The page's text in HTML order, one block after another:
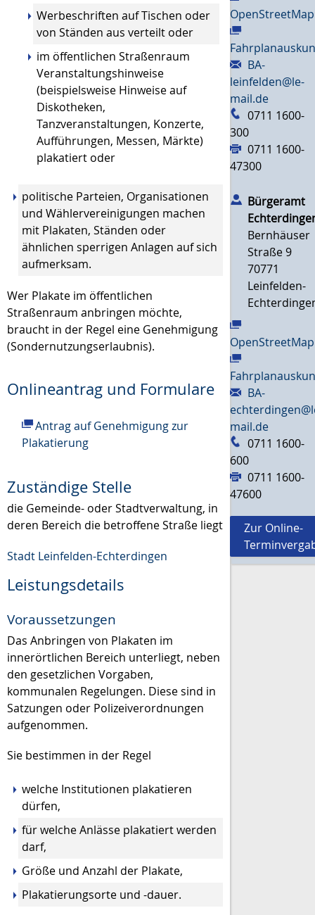
Werbeschriften auf Tischen oder
von Ständen aus verteilt oder
im öffentlichen Straßenraum
Veranstaltungshinweise
(beispielsweise Hinweise auf
Diskotheken,
Tanzveranstaltungen, Konzerte,
Aufführungen, Messen, Märkte)
plakatiert oder
politische Parteien, Organisationen
und Wählervereinigungen machen
mit Plakaten, Ständen oder
ähnlichen sperrigen Anlagen auf sich
aufmerksam.
Wer Plakate im öffentlichen
Straßenraum anbringen möchte,
braucht in der Regel eine Genehmigung
(Sondernutzungserlaubnis).
Onlineantrag und Formulare
Antrag auf Genehmigung zur
Plakatierung
Zuständige Stelle
die Gemeinde- oder Stadtverwaltung, in
deren Bereich die betroffene Straße liegt
Stadt Leinfelden-Echterdingen
Leistungsdetails
Voraussetzungen
Das Anbringen von Plakaten im
innerörtlichen Bereich unterliegt, neben
den gesetzlichen Vorgaben,
kommunalen Regelungen. Diese sind in
Satzungen oder Polizeiverordnungen
aufgenommen.
Sie bestimmen in der Regel
welche Institutionen plakatieren
dürfen,
für welche Anlässe plakatiert werden
darf,
Größe und Anzahl der Plakate,
Plakatierungsorte und -dauer.
OpenStreetMap
BA-
leinfelden@le-
mail.de
0711 1600-
300
0711 1600-
47300
Bürgeramt
Bernhäuser
Straße 9
70771
Leinfelden-
OpenStreetMap
BA-
mail.de
0711 1600-
600
0711 1600-
47600
Zur Online-